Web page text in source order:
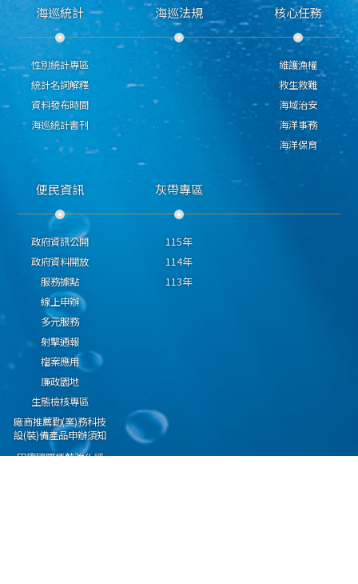
海巡統計
性別統計專區
統計名詞解釋
資料發布時間
海巡統計書刊
海巡法規 核心任務
維護漁權
救生救難
海域治安
海洋事務
海洋保育
便民資訊
政府資訊公開
政府資料開放
服務據點
線上申辦
多元服務
射擊通報
檔案應用
廉政園地
生態檢核專區
廠商推薦勤(業)務科技
設(裝)備產品申辦須知
因應國際情勢強化經
灰帶專區
115年
114年
113年